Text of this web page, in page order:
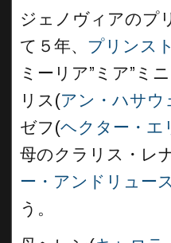
ジェノヴィアのプ
て５年、 プリンス
ミーリア”ミア”ミ
リス(アン・ハサウ
ゼフ(ヘクター・エ
母のクラリス・レ
ー・アンドリュース
う。